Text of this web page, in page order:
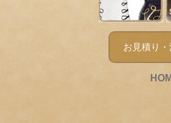
お見積り